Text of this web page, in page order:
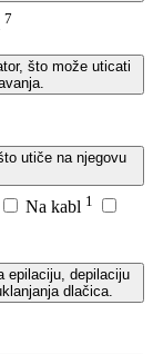
7
što može uticati
utiče na njegovu
Na kabl 1
epilaciju, depilaciju
dlačica.